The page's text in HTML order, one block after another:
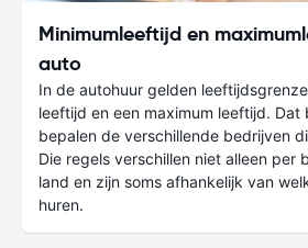
Minimumleeftijd en
auto
In de autohuur gelden
leeftijd en een maximum leeftijd.
bepalen de verschillende bedrijven
Die regels verschillen niet alleen per
land en zijn soms afhankelijk van
huren.